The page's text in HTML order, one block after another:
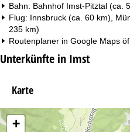
Bahn: Bahnhof Imst-Pitztal (ca.
Flug: Innsbruck (ca. 60 km),
235 km)
Routenplaner in Google Maps
Unterkünfte in Imst
Karte
+